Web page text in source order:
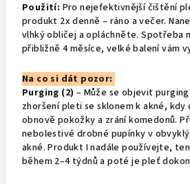
Použití: Pro nejefektivnější čištění
produkt 2x denně – ráno a večer.
vlhký obličej a opláchněte. Spotřeba
přibližně 4 měsíce, velké balení vám
Na co si dát pozor:
Purging (2) – Může se objevit
zhoršení pleti se sklonem k akné, kdy
obnově pokožky a zrání komedonů.
nebolestivé drobné pupínky v
akné. Produkt I nadále používejte,
během 2–4 týdnů a poté je pleť